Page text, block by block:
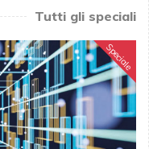
Tutti gli speciali
Speciale